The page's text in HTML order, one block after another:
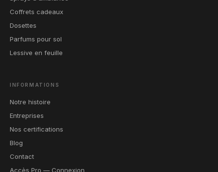
Coffrets cadeaux
Dosettes
Parfums pour sol
Lessive en feuille
INFORMATIONS
Notre histoire
Entreprises
Nos certifications
Blog
Contact
Accès Pro — Connexion